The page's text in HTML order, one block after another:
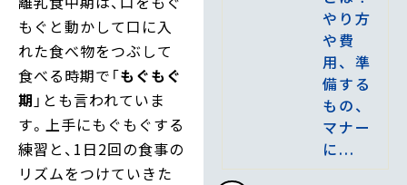
もぐと動かして口に入
れた食べ物をつぶして
食べる時期で「もぐもぐ
期 」とも言われていま
す。上手にもぐもぐする
練習と、1日2回の食事の
リズムをつけていきた
やり方
や費
用、準
備する
もの、
マナー
に...